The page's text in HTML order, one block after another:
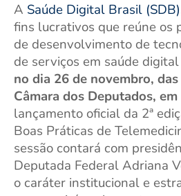
A Saúde Digital Brasil (SDB)
fins lucrativos que reúne os
de desenvolvimento de
de serviços em saúde
no dia 26 de novembro,
Câmara dos Deputados,
lançamento oficial da 2ª
Boas Práticas de
sessão contará com
Deputada Federal Adriana
o caráter institucional e